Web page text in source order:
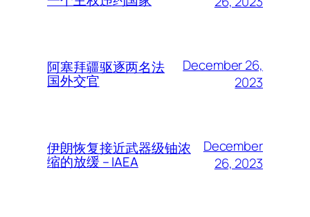
阿塞拜疆驱逐两名法
国外交官
December 26,
2023
伊朗恢复接近武器级铀浓
缩的放缓 – IAEA
December
26, 2023